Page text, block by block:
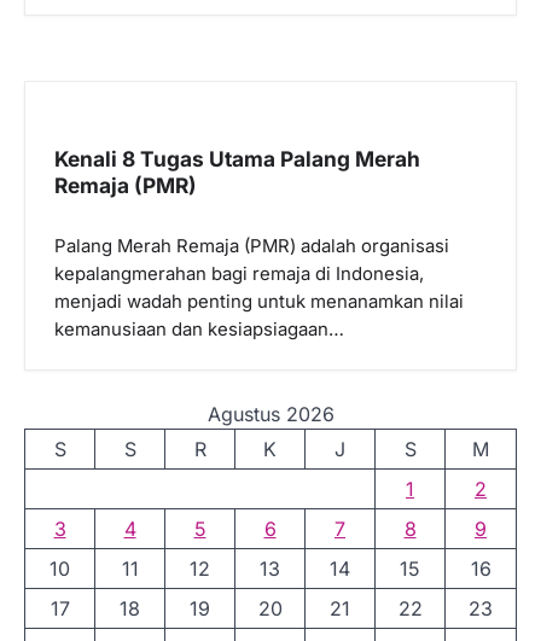
Kenali 8 Tugas Utama Palang Merah
Remaja (PMR)
Palang Merah Remaja (PMR) adalah organisasi
kepalangmerahan bagi remaja di Indonesia,
menjadi wadah penting untuk menanamkan nilai
kemanusiaan dan kesiapsiagaan…
Agustus 2026
S
S R K J S
M
1
2
3
4 5 6 7 8
9
10
11 12 13 14 15
16
17
18 19 20 21 22
23